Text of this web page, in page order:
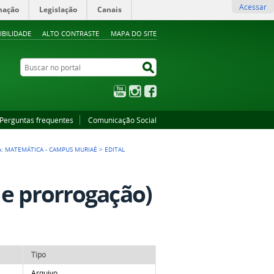
ALTO CONTRASTE MAPA DO SITE
Legislação Canais Acessar
Buscar no portal
YouTubeInstagram
Perguntas frequentes Comunicação Social
MATEMÁTICA - CAMPUS MURIAÉ > EDITAL
prorrogação)
Tipo